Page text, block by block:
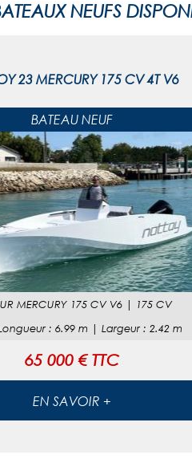
NEUFS
23 MERCURY 175 CV 4T V6
BATEAU NEUF
MERCURY 175 CV V6 |
175 CV
: 6.99m | Largeur: 2.42m
65 000 € TTC
EN SAVOIR +